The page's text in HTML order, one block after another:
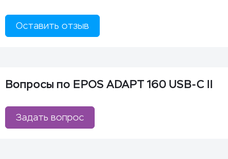
Оставить отзыв
Вопросы по EPOS ADAPT 160 USB-C II
Задать вопрос